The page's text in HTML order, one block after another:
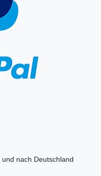
nach Deutschland